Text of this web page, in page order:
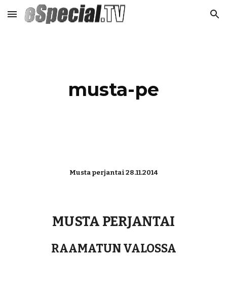
Skip to main content Skip to navigation
musta-pe
Musta perjantai 28.11.2014
MUSTA PERJANTAI
RAAMATUN VALOSSA